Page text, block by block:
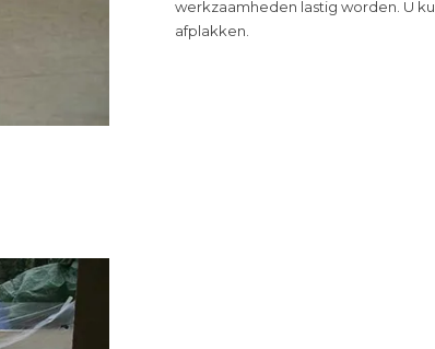
werkzaamheden lastig worden. U
afplakken.